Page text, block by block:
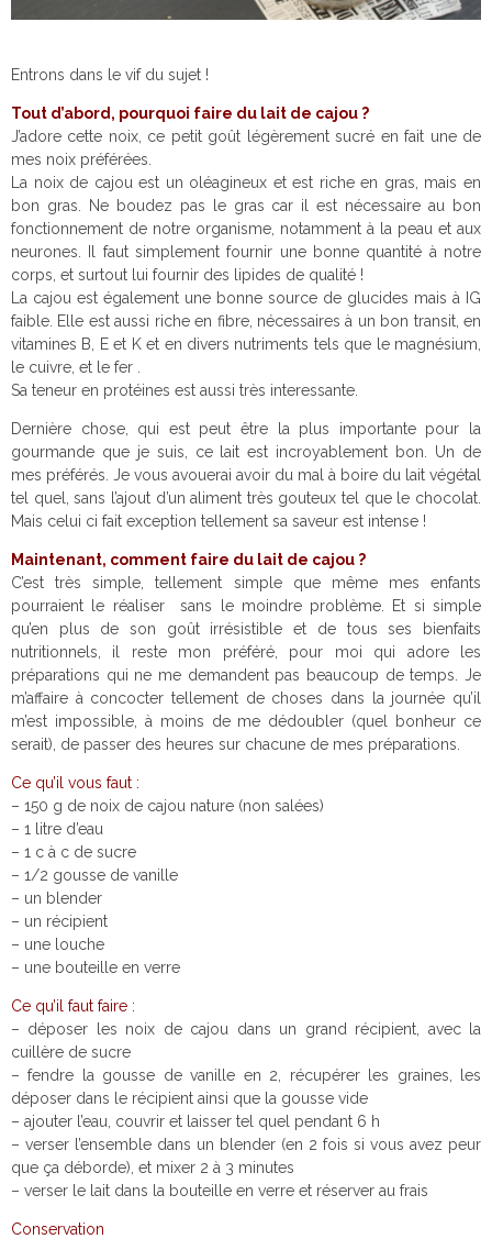
Entrons dans le vif du sujet !
Tout d’abord, pourquoi faire du lait de cajou ?
J’adore cette noix, ce petit goût légèrement sucré en fait une de
mes noix préférées.
La noix de cajou est un oléagineux et est riche en gras, mais en
bon gras. Ne boudez pas le gras car il est nécessaire au bon
fonctionnement de notre organisme, notamment à la peau et aux
neurones. Il faut simplement fournir une bonne quantité à notre
corps, et surtout lui fournir des lipides de qualité !
La cajou est également une bonne source de glucides mais à IG
faible. Elle est aussi riche en fibre, nécessaires à un bon transit, en
vitamines B, E et K et en divers nutriments tels que le magnésium,
le cuivre, et le fer .
Sa teneur en protéines est aussi très interessante.
Dernière chose, qui est peut être la plus importante pour la
gourmande que je suis, ce lait est incroyablement bon. Un de
mes préférés. Je vous avouerai avoir du mal à boire du lait végétal
tel quel, sans l’ajout d’un aliment très gouteux tel que le chocolat.
Mais celui ci fait exception tellement sa saveur est intense !
Maintenant, comment faire du lait de cajou ?
C’est très simple, tellement simple que même mes enfants
pourraient le réaliser sans le moindre problème. Et si simple
qu’en plus de son goût irrésistible et de tous ses bienfaits
nutritionnels, il reste mon préféré, pour moi qui adore les
préparations qui ne me demandent pas beaucoup de temps. Je
m’affaire à concocter tellement de choses dans la journée qu’il
m’est impossible, à moins de me dédoubler (quel bonheur ce
serait), de passer des heures sur chacune de mes préparations.
Ce qu’il vous faut :
– 150 g de noix de cajou nature (non salées)
– 1 litre d’eau
– 1 c à c de sucre
– 1/2 gousse de vanille
– un blender
– un récipient
– une louche
– une bouteille en verre
Ce qu’il faut faire :
– déposer les noix de cajou dans un grand récipient, avec la
cuillère de sucre
– fendre la gousse de vanille en 2, récupérer les graines, les
déposer dans le récipient ainsi que la gousse vide
– ajouter l’eau, couvrir et laisser tel quel pendant 6 h
– verser l’ensemble dans un blender (en 2 fois si vous avez peur
que ça déborde), et mixer 2 à 3 minutes
– verser le lait dans la bouteille en verre et réserver au frais
Conservation